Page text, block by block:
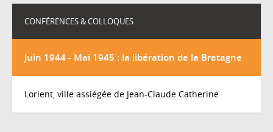
CONFÉRENCES & COLLOQUES
Juin 1944 - Mai 1945 : la libération de la Bretagne
Lorient, ville assiégée de Jean-Claude Catherine